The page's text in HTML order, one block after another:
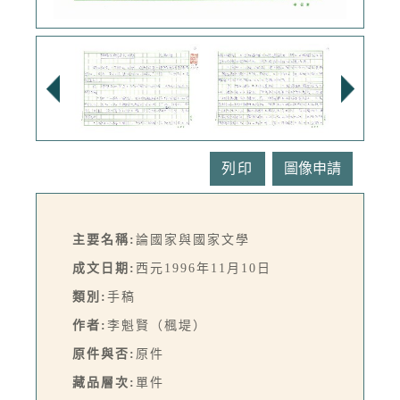
列印
主要名稱: 論國家與國家文學
成文日期: 西元1996年11月10日
類別: 手稿
作者: 李魁賢（楓堤）
原件與否: 原件
藏品層次: 單件